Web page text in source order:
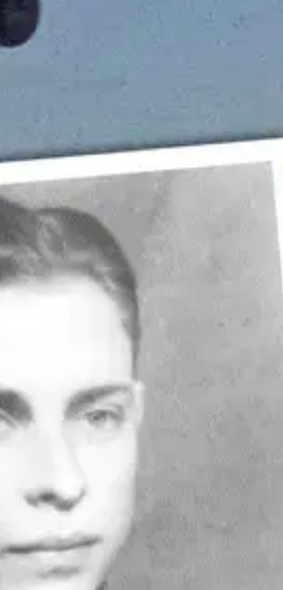
juuri. Mitäs nyt tehdään? Pekka
Pian hän
ja Dornier-pommikoneissa
suoritti yhteensä 26
valtamerilaivoilla konemiehenä.
Pekan neljä vuotta
kymmenet vuoden
jotta kirjan
Yhdellä moottorilla he
piti sinne lähteä
tai niitä voisi muuten parantaa,